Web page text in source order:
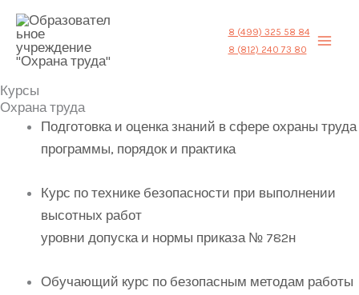
Перейти
содержимому
8 (499) 325 58 84
8 (812) 240 73 80
Курсы
Охрана труда
Подготовка и оценка знаний в сфере охраны труда
программы, порядок и практика
Курс по технике безопасности при выполнении
высотных работ
уровни допуска и нормы приказа № 782н
Обучающий курс по безопасным методам работы